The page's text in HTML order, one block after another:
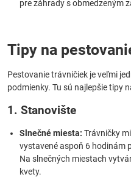
pre záhrady s obmedzeným
Tipy na
Pestovanie trávničiek je veľmi
podmienky. Tu sú najlepšie tipy
1. Stanovište
Slnečné miesta: Trávničky
vystavené aspoň 6 hodinám
Na slnečných miestach
kvety.